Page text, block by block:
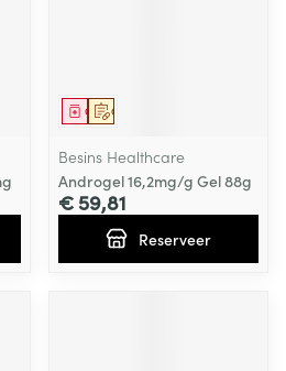
Op voorschrift
Geneesmiddel
Besins Healthcare
Androgel 16,2mg/g Gel 88g
€ 59,81
Reserveer